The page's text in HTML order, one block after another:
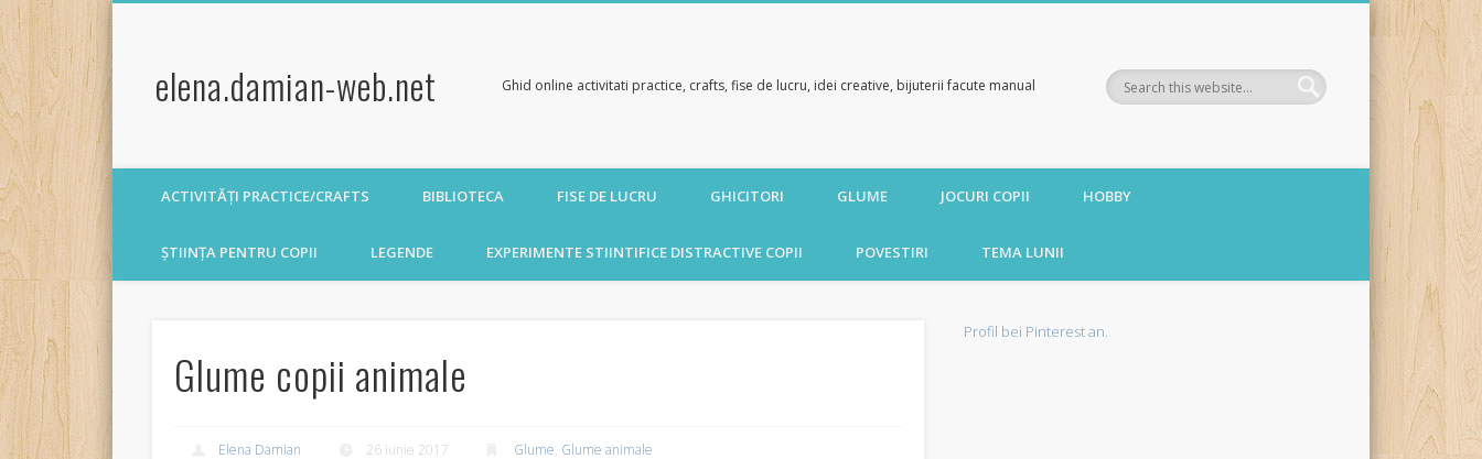
elena.damian-web.net Ghid online activitati practice, crafts, fise de lucru, idei creative, bijuterii facute manual
ACTIVITĂȚI PRACTICE/CRAFTS BIBLIOTECA FISE DE LUCRU GHICITORI GLUME JOCURI COPII HOBBY
ȘTIINȚA PENTRU COPII LEGENDE EXPERIMENTE STIINTIFICE DISTRACTIVE COPII POVESTIRI TEMA LUNII
Glume copii animale
Elena Damian 26 iunie 2017 Glume, Glume animale
Profil bei Pinterest an.